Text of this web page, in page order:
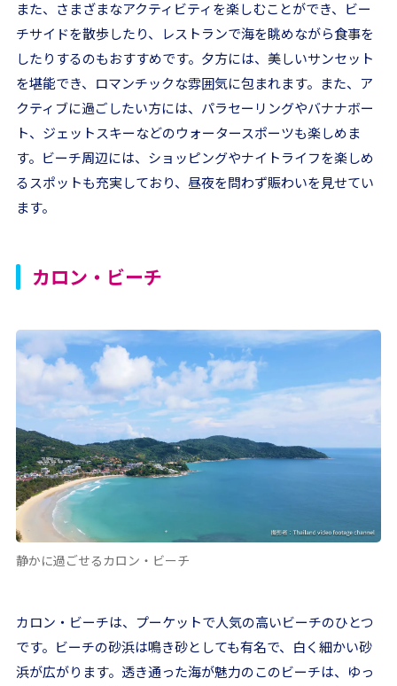
また、さまざまなアクティビティを楽しむことができ、ビー
チサイドを散歩したり、レストランで海を眺めながら食事を
したりするのもおすすめです。夕方には、美しいサンセット
を堪能でき、ロマンチックな雰囲気に包まれます。また、ア
クティブに過ごしたい方には、パラセーリングやバナナボー
ト、ジェットスキーなどのウォータースポーツも楽しめま
す。ビーチ周辺には、ショッピングやナイトライフを楽しめ
るスポットも充実しており、昼夜を問わず賑わいを見せてい
ます。
カロン・ビーチ
静かに過ごせるカロン・ビーチ
カロン・ビーチは、プーケットで人気の高いビーチのひとつ
です。ビーチの砂浜は鳴き砂としても有名で、白く細かい砂
浜が広がります。透き通った海が魅力のこのビーチは、ゆっ